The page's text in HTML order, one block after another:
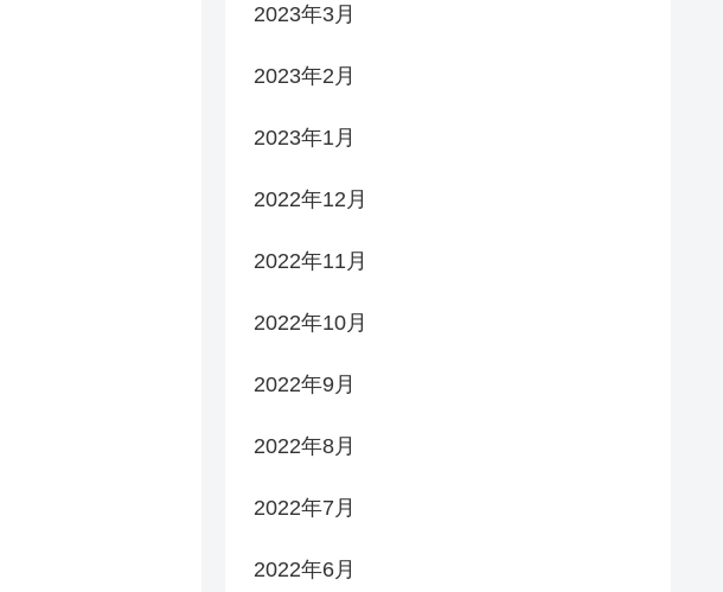
2023年3月
2023年2月
2023年1月
2022年12月
2022年11月
2022年10月
2022年9月
2022年8月
2022年7月
2022年6月